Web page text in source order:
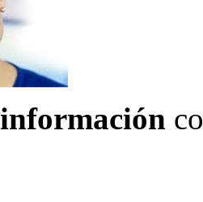
información